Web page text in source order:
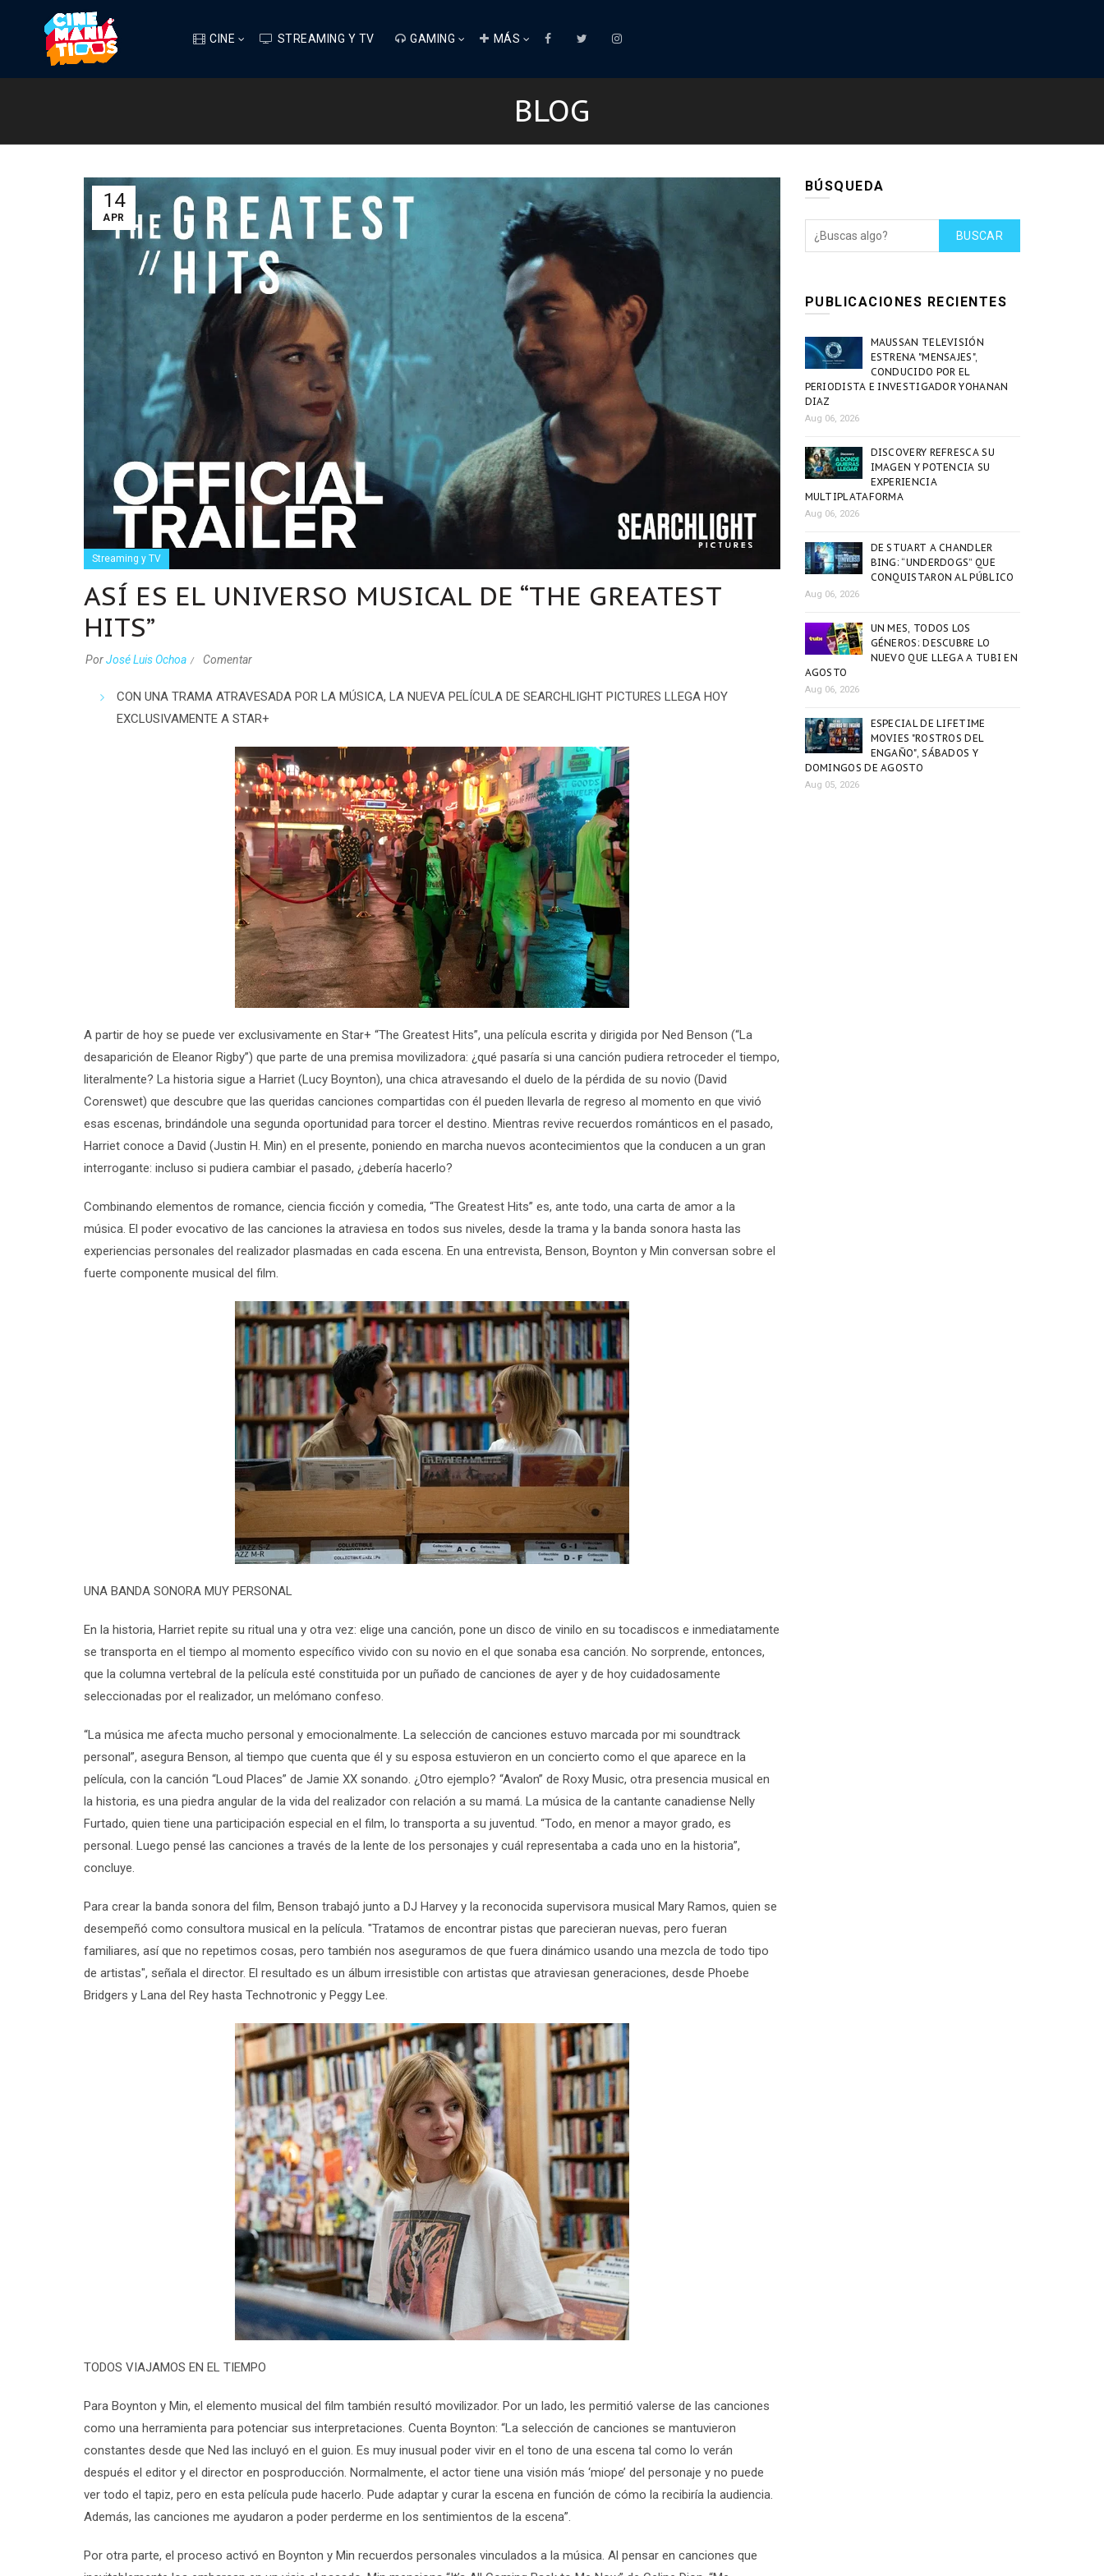
CINE STREAMING Y TV GAMING MÁS
BLOG
14
APR
Streaming y TV
ASÍ ES EL UNIVERSO MUSICAL DE “THE GREATEST
HITS”
PorJosé Luis Ochoa Comentar
CON UNA TRAMA ATRAVESADA POR LA MÚSICA, LA NUEVA PELÍCULA DE SEARCHLIGHT PICTURES LLEGA HOY
EXCLUSIVAMENTE A STAR+
A partir de hoy se puede ver exclusivamente en Star+ “The Greatest Hits”, una película escrita y dirigida por Ned Benson (“La
desaparición de Eleanor Rigby”) que parte de una premisa movilizadora: ¿qué pasaría si una canción pudiera retroceder el tiempo,
literalmente? La historia sigue a Harriet (Lucy Boynton), una chica atravesando el duelo de la pérdida de su novio (David
Corenswet) que descubre que las queridas canciones compartidas con él pueden llevarla de regreso al momento en que vivió
esas escenas, brindándole una segunda oportunidad para torcer el destino. Mientras revive recuerdos románticos en el pasado,
Harriet conoce a David (Justin H. Min) en el presente, poniendo en marcha nuevos acontecimientos que la conducen a un gran
interrogante: incluso si pudiera cambiar el pasado, ¿debería hacerlo?
Combinando elementos de romance, ciencia ficción y comedia, “The Greatest Hits” es, ante todo, una carta de amor a la
música. El poder evocativo de las canciones la atraviesa en todos sus niveles, desde la trama y la banda sonora hasta las
experiencias personales del realizador plasmadas en cada escena. En una entrevista, Benson, Boynton y Min conversan sobre el
fuerte componente musical del film.
UNA BANDA SONORA MUY PERSONAL
En la historia, Harriet repite su ritual una y otra vez: elige una canción, pone un disco de vinilo en su tocadiscos e inmediatamente
se transporta en el tiempo al momento específico vivido con su novio en el que sonaba esa canción. No sorprende, entonces,
que la columna vertebral de la película esté constituida por un puñado de canciones de ayer y de hoy cuidadosamente
seleccionadas por el realizador, un melómano confeso.
“La música me afecta mucho personal y emocionalmente. La selección de canciones estuvo marcada por mi soundtrack
personal”, asegura Benson, al tiempo que cuenta que él y su esposa estuvieron en un concierto como el que aparece en la
película, con la canción “Loud Places” de Jamie XX sonando. ¿Otro ejemplo? “Avalon” de Roxy Music, otra presencia musical en
la historia, es una piedra angular de la vida del realizador con relación a su mamá. La música de la cantante canadiense Nelly
Furtado, quien tiene una participación especial en el film, lo transporta a su juventud. “Todo, en menor a mayor grado, es
personal. Luego pensé las canciones a través de la lente de los personajes y cuál representaba a cada uno en la historia”,
concluye.
Para crear la banda sonora del film, Benson trabajó junto a DJ Harvey y la reconocida supervisora musical Mary Ramos, quien se
desempeñó como consultora musical en la película. "Tratamos de encontrar pistas que parecieran nuevas, pero fueran
familiares, así que no repetimos cosas, pero también nos aseguramos de que fuera dinámico usando una mezcla de todo tipo
de artistas", señala el director. El resultado es un álbum irresistible con artistas que atraviesan generaciones, desde Phoebe
Bridgers y Lana del Rey hasta Technotronic y Peggy Lee.
TODOS VIAJAMOS EN EL TIEMPO
Para Boynton y Min, el elemento musical del film también resultó movilizador. Por un lado, les permitió valerse de las canciones
como una herramienta para potenciar sus interpretaciones. Cuenta Boynton: “La selección de canciones se mantuvieron
constantes desde que Ned las incluyó en el guion. Es muy inusual poder vivir en el tono de una escena tal como lo verán
después el editor y el director en posproducción. Normalmente, el actor tiene una visión más ‘miope’ del personaje y no puede
ver todo el tapiz, pero en esta película pude hacerlo. Pude adaptar y curar la escena en función de cómo la recibiría la audiencia.
Además, las canciones me ayudaron a poder perderme en los sentimientos de la escena”.
Por otra parte, el proceso activó en Boynton y Min recuerdos personales vinculados a la música. Al pensar en canciones que
BÚSQUEDA
BUSCAR
PUBLICACIONES RECIENTES
MAUSSAN TELEVISIÓN
ESTRENA "MENSAJES",
CONDUCIDO POR EL
PERIODISTA E INVESTIGADOR YOHANAN
DIAZ
Aug 06, 2026
DISCOVERY REFRESCA SU
IMAGEN Y POTENCIA SU
EXPERIENCIA
MULTIPLATAFORMA
Aug 06, 2026
DE STUART A CHANDLER
BING: “UNDERDOGS” QUE
CONQUISTARON AL PÚBLICO
Aug 06, 2026
UN MES, TODOS LOS
GÉNEROS: DESCUBRE LO
NUEVO QUE LLEGA A TUBI EN
AGOSTO
Aug 06, 2026
ESPECIAL DE LIFETIME
MOVIES "ROSTROS DEL
ENGAÑO", SÁBADOS Y
DOMINGOS DE AGOSTO
Aug 05, 2026